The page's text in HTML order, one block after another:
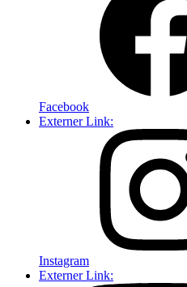
Facebook
Externer Link:
Instagram
Externer Link: